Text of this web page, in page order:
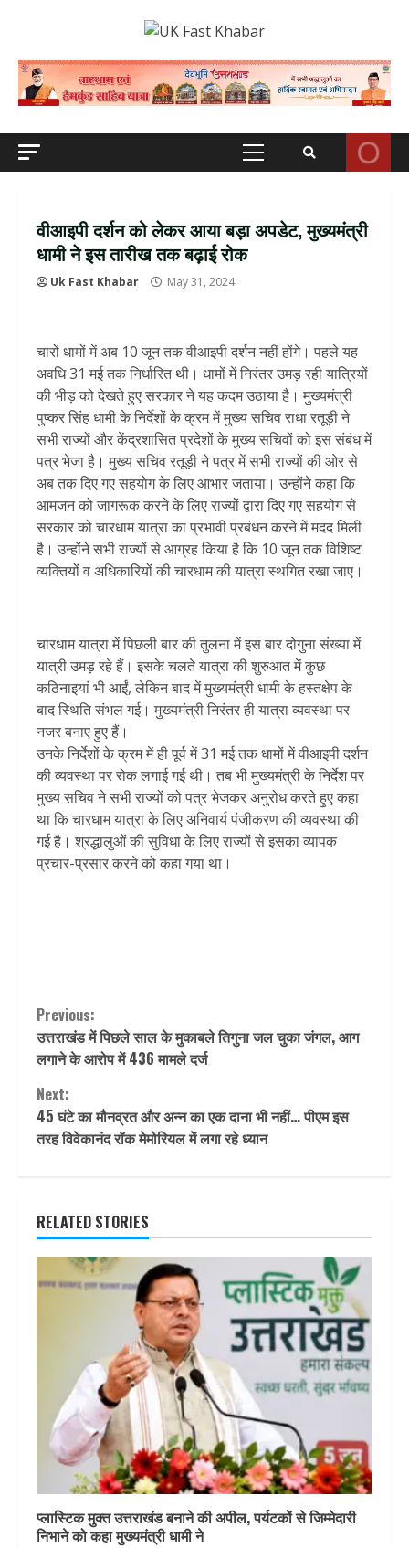
Primary
वीआइपी दर्शन को लेकर आया बड़ा अपडेट, मुख्‍यमंत्री
धामी ने इस तारीख तक बढ़ाई रोक
Uk Fast Khabar May 31, 2024
चारों धामों में अब 10 जून तक वीआइपी दर्शन नहीं होंगे। पहले यह
अवधि 31 मई तक निर्धारित थी। धामों में निरंतर उमड़ रही यात्रियों
की भीड़ को देखते हुए सरकार ने यह कदम उठाया है। मुख्यमंत्री
पुष्कर सिंह धामी के निर्देशों के क्रम में मुख्य सचिव राधा रतूड़ी ने
सभी राज्यों और केंद्रशासित प्रदेशों के मुख्य सचिवों को इस संबंध में
पत्र भेजा है। मुख्य सचिव रतूड़ी ने पत्र में सभी राज्यों की ओर से
अब तक दिए गए सहयोग के लिए आभार जताया। उन्होंने कहा कि
आमजन को जागरूक करने के लिए राज्यों द्वारा दिए गए सहयोग से
सरकार को चारधाम यात्रा का प्रभावी प्रबंधन करने में मदद मिली
है। उन्होंने सभी राज्यों से आग्रह किया है कि 10 जून तक विशिष्ट
व्यक्तियों व अधिकारियों की चारधाम की यात्रा स्थगित रखा जाए।
चारधाम यात्रा में पिछली बार की तुलना में इस बार दोगुना संख्या में
यात्री उमड़ रहे हैं। इसके चलते यात्रा की शुरुआत में कुछ
कठिनाइयां भी आईं, लेकिन बाद में मुख्यमंत्री धामी के हस्तक्षेप के
बाद स्थिति संभल गई। मुख्यमंत्री निरंतर ही यात्रा व्यवस्था पर
नजर बनाए हुए हैं।
उनके निर्देशों के क्रम में ही पूर्व में 31 मई तक धामों में वीआइपी दर्शन
की व्यवस्था पर रोक लगाई गई थी। तब भी मुख्यमंत्री के निर्देश पर
मुख्य सचिव ने सभी राज्यों को पत्र भेजकर अनुरोध करते हुए कहा
था कि चारधाम यात्रा के लिए अनिवार्य पंजीकरण की व्यवस्था की
गई है। श्रद्धालुओं की सुविधा के लिए राज्यों से इसका व्यापक
प्रचार-प्रसार करने को कहा गया था।
Continue
Reading
Previous:
उत्तराखंड में पिछले साल के मुकाबले तिगुना जल चुका जंगल, आग
लगाने के आरोप में 436 मामले दर्ज
Next:
45 घंटे का मौनव्रत और अन्न का एक दाना भी नहीं… पीएम इस
तरह विवेकानंद रॉक मेमोरियल में लगा रहे ध्यान
RELATED STORIES
प्लास्टिक मुक्त उत्तराखंड बनाने की अपील, पर्यटकों से जिम्मेदारी
निभाने को कहा मुख्यमंत्री धामी ने